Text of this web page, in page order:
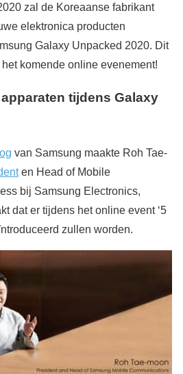
zal de Koreaanse fabrikant
elektronica producten
Galaxy Unpacked 2020. Dit
komende online evenement!
tijdens Galaxy
van Samsung maakte Roh Tae-
en Head of Mobile
bij Samsung Electronics,
dat er tijdens het online event ‘5
zullen worden.